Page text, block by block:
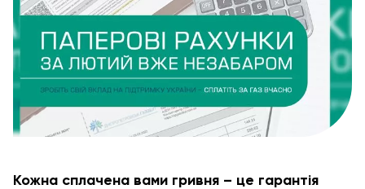
Кожна сплачена вами гривня – це гарантія